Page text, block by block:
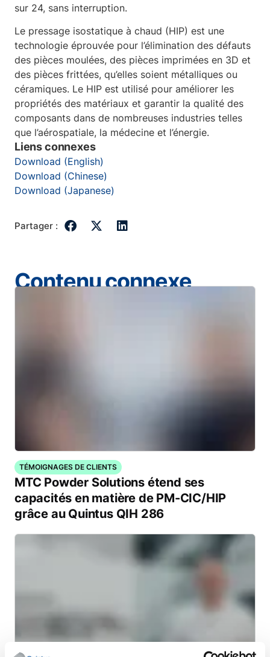
sur 24, sans interruption.
Le pressage isostatique à chaud (HIP) est une
technologie éprouvée pour l’élimination des défauts
des pièces moulées, des pièces imprimées en 3D et
des pièces frittées, qu’elles soient métalliques ou
céramiques. Le HIP est utilisé pour améliorer les
propriétés des matériaux et garantir la qualité des
composants dans de nombreuses industries telles
que l’aérospatiale, la médecine et l’énergie.
Liens connexes
Download (English)
Download (Chinese)
Download (Japanese)
Partager :
Contenu connexe
TÉMOIGNAGES DE CLIENTS
MTC Powder Solutions étend ses
capacités en matière de PM-CIC/HIP
grâce au Quintus QIH 286